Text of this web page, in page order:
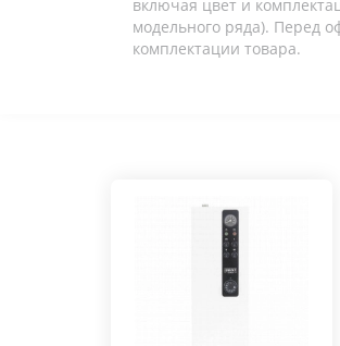
включая цвет и
модельного ряда). Перед
комплектации товара.